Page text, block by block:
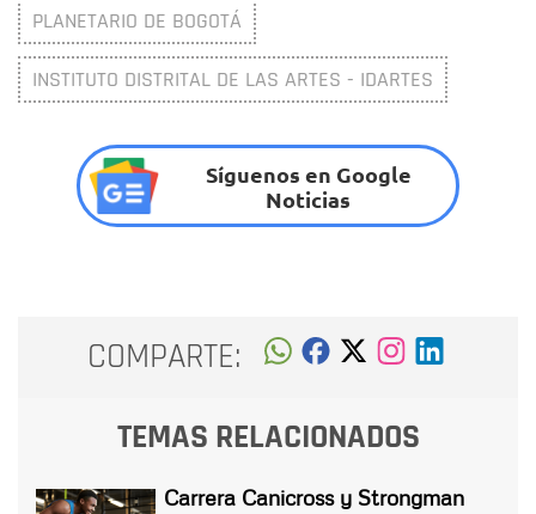
PLANETARIO DE BOGOTÁ
INSTITUTO DISTRITAL DE LAS ARTES - IDARTES
Síguenos en Google
Noticias
COMPARTE:
TEMAS RELACIONADOS
Carrera Canicross y Strongman